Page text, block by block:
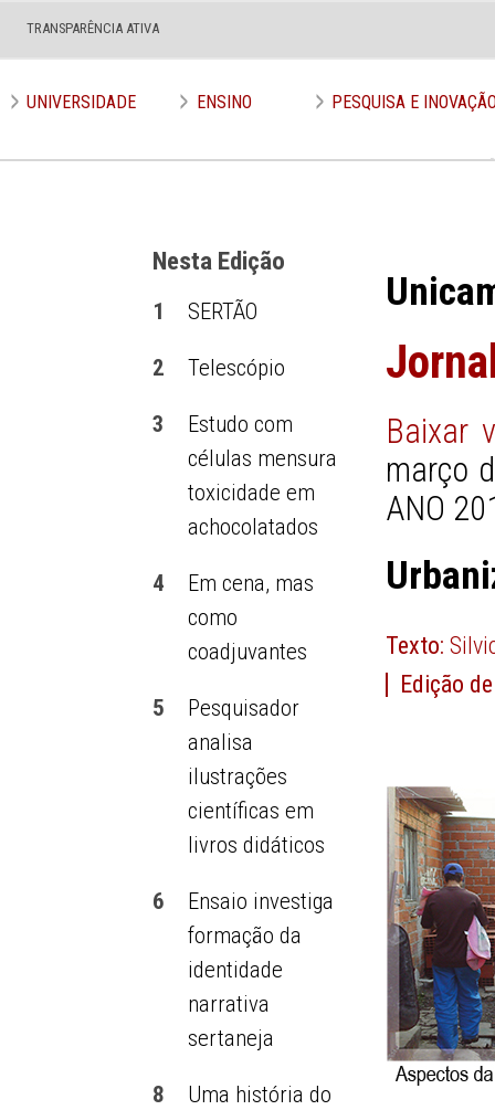
TRANSPARÊNCIA ATIVA
UNIVERSIDADE ENSINO PESQUISA E
Edição nº 648
Nesta Edição
1 SERTÃO
2 Telescópio
3
Estudo com
células mensura
toxicidade em
achocolatados
4
Em cena, mas
como
coadjuvantes
5
Pesquisador
analisa
ilustrações
científicas em
livros didáticos
6
Ensaio investiga
formação da
identidade
narrativa
sertaneja
8
Uma história do
Baixar
março
ANO
Texto:
Edição